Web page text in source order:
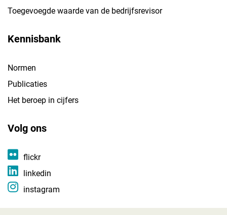
Toegevoegde waarde van de bedrijfsrevisor
Kennisbank
Normen
Publicaties
Het beroep in cijfers
Volg ons
flickr
linkedin
instagram